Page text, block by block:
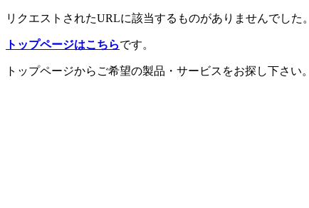
リクエストされたURLに該当するものがありませんでした。
トップページはこちらです。
トップページからご希望の製品・サービスをお探し下さい。